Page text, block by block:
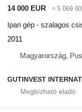
14 000 EUR
≈ 5 069
Ipari gép - szalagos
2011
Magyarország,
GUTINVEST